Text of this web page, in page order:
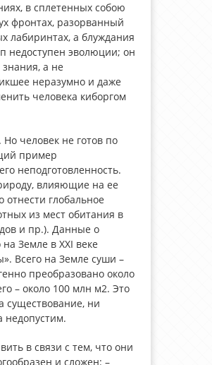
в сплетенных собою
фронтах, разорванный
лабиринтах, а блуждания
недоступен эволюции; он
а не
неразумно и даже
человека киборгом
человек не готов по
пример
неподготовленность.
влияющие на ее
глобальное
из мест обитания в
и пр.). Данные о
Земле в XXI веке
Всего на Земле суши –
преобразовано около
– около 100 млн м2. Это
существование, ни
недопустим.
в связи с тем, что они
и сложен: –